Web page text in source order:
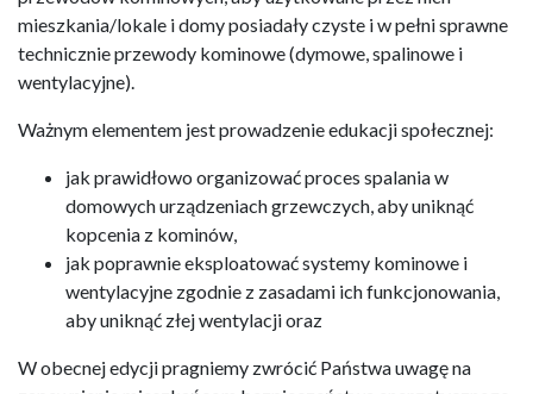
mieszkania/lokale i domy posiadały czyste i w pełni sprawne
technicznie przewody kominowe (dymowe, spalinowe i
wentylacyjne).
Ważnym elementem jest prowadzenie edukacji społecznej:
jak prawidłowo organizować proces spalania w
domowych urządzeniach grzewczych, aby uniknąć
kopcenia z kominów,
jak poprawnie eksploatować systemy kominowe i
wentylacyjne zgodnie z zasadami ich funkcjonowania,
aby uniknąć złej wentylacji oraz
W obecnej edycji pragniemy zwrócić Państwa uwagę na